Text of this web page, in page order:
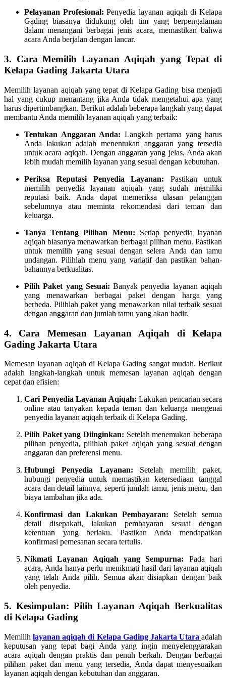
Pelayanan Profesional: Penyedia layanan aqiqah di Kelapa
Gading biasanya didukung oleh tim yang berpengalaman
dalam menangani berbagai jenis acara, memastikan bahwa
acara Anda berjalan dengan lancar.
3. Cara Memilih Layanan Aqiqah yang Tepat di
Kelapa Gading Jakarta Utara
Memilih layanan aqiqah yang tepat di Kelapa Gading bisa menjadi
hal yang cukup menantang jika Anda tidak mengetahui apa yang
harus dipertimbangkan. Berikut adalah beberapa langkah yang dapat
membantu Anda memilih layanan aqiqah yang terbaik:
Tentukan Anggaran Anda: Langkah pertama yang harus
Anda lakukan adalah menentukan anggaran yang tersedia
untuk acara aqiqah. Dengan anggaran yang jelas, Anda akan
lebih mudah memilih layanan yang sesuai dengan kebutuhan.
Periksa Reputasi Penyedia Layanan: Pastikan untuk
memilih penyedia layanan aqiqah yang sudah memiliki
reputasi baik. Anda dapat memeriksa ulasan pelanggan
sebelumnya atau meminta rekomendasi dari teman dan
keluarga.
Tanya Tentang Pilihan Menu: Setiap penyedia layanan
aqiqah biasanya menawarkan berbagai pilihan menu. Pastikan
untuk memilih yang sesuai dengan selera Anda dan tamu
undangan. Pilihlah menu yang variatif dan pastikan bahan-
bahannya berkualitas.
Pilih Paket yang Sesuai: Banyak penyedia layanan aqiqah
yang menawarkan berbagai paket dengan harga yang
berbeda. Pilihlah paket yang menawarkan nilai terbaik sesuai
dengan anggaran dan jumlah tamu yang akan hadir.
4. Cara Memesan Layanan Aqiqah di Kelapa
Gading Jakarta Utara
Memesan layanan aqiqah di Kelapa Gading sangat mudah. Berikut
adalah langkah-langkah untuk memesan layanan aqiqah dengan
cepat dan efisien:
Cari Penyedia Layanan Aqiqah: Lakukan pencarian secara
online atau tanyakan kepada teman dan keluarga mengenai
penyedia layanan aqiqah terbaik di Kelapa Gading.
Pilih Paket yang Diinginkan: Setelah menemukan beberapa
pilihan penyedia, pilihlah paket aqiqah yang sesuai dengan
anggaran dan preferensi menu.
Hubungi Penyedia Layanan: Setelah memilih paket,
hubungi penyedia untuk memastikan ketersediaan tanggal
acara dan detail lainnya, seperti jumlah tamu, jenis menu, dan
biaya tambahan jika ada.
Konfirmasi dan Lakukan Pembayaran: Setelah semua
detail disepakati, lakukan pembayaran sesuai dengan
ketentuan yang berlaku. Pastikan Anda mendapatkan
konfirmasi pemesanan secara tertulis.
Nikmati Layanan Aqiqah yang Sempurna: Pada hari
acara, Anda hanya perlu menikmati hasil dari layanan aqiqah
yang telah Anda pilih. Semua akan disiapkan dengan baik
oleh penyedia.
5. Kesimpulan: Pilih Layanan Aqiqah Berkualitas
di Kelapa Gading
Memilihlayanan aqiqah di Kelapa Gading Jakarta Utara adalah
keputusan yang tepat bagi Anda yang ingin menyelenggarakan
acara aqiqah dengan praktis dan penuh berkah. Dengan berbagai
pilihan paket dan menu yang tersedia, Anda dapat menyesuaikan
layanan aqiqah dengan kebutuhan dan anggaran.